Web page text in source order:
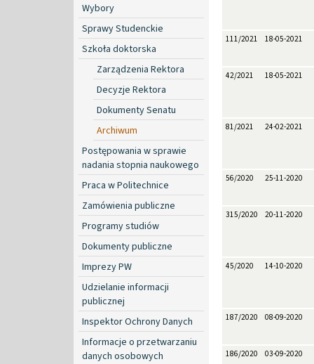
Wybory
Sprawy Studenckie
Szkoła doktorska
Zarządzenia Rektora
Decyzje Rektora
Dokumenty Senatu
Archiwum
Postępowania w sprawie
nadania stopnia naukowego
Praca w Politechnice
Zamówienia publiczne
Programy studiów
Dokumenty publiczne
Imprezy PW
Udzielanie informacji
publicznej
Inspektor Ochrony Danych
Informacje o przetwarzaniu
danych osobowych
111/2021 18-05-2021
42/2021 18-05-2021
81/2021 24-02-2021
56/2020 25-11-2020
315/2020 20-11-2020
45/2020 14-10-2020
187/2020 08-09-2020
186/2020 03-09-2020